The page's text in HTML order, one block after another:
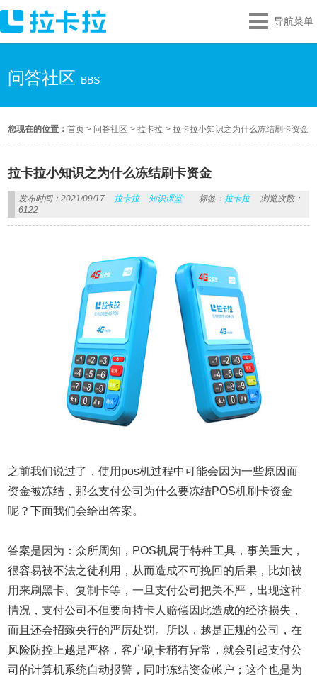
导航菜单
问答社区 BBS
您现在的位置：首页 > 问答社区 >拉卡拉 >拉卡拉小知识之为什么冻结刷卡资金
拉卡拉小知识之为什么冻结刷卡资金
发布时间：2021/09/17 拉卡拉 知识课堂 标签： 拉卡拉
浏览次数：
6122
之前我们说过了，使用pos机过程中可能会因为一些原因而
资金被冻结，那么支付公司为什么要冻结POS机刷卡资金
呢？下面我们会给出答案。
答案是因为：众所周知，POS机属于特种工具，事关重大，
很容易被不法之徒利用，从而造成不可挽回的后果，比如被
用来刷黑卡、复制卡等，一旦支付公司把关不严，出现这种
情况，支付公司不但要向持卡人赔偿因此造成的经济损失，
而且还会招致央行的严厉处罚。所以，越是正规的公司，在
风险防控上越是严格，客户刷卡稍有异常，就会引起支付公
司的计算机系统自动报警，同时冻结资金帐户；这个也是为